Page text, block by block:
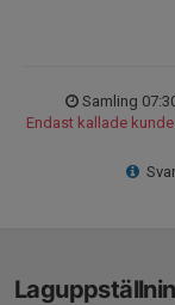
Samling
Endast kallade